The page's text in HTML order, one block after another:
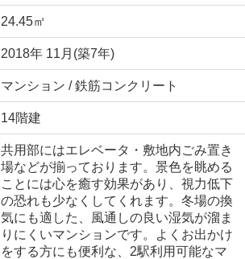
24.45㎡
2018年 11月(築7年)
マンション / 鉄筋コンクリート
14階建
共用部にはエレベータ・敷地内ごみ置き
場などが揃っております。景色を眺める
ことには心を癒す効果があり、視力低下
の恐れも少なくしてくれます。冬場の換
気にも適した、風通しの良い湿気が溜ま
りにくいマンションです。よくお出かけ
をする方にも便利な、2駅利用可能なマ